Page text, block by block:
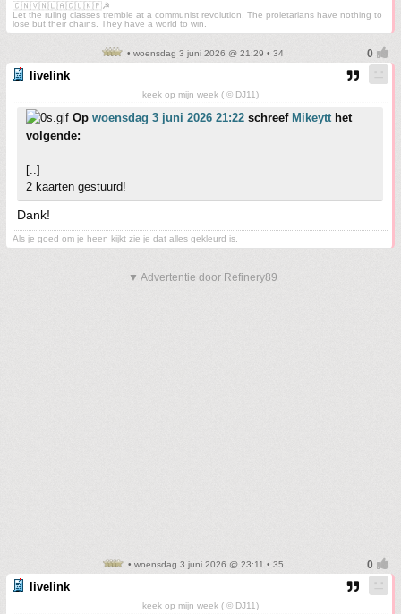
🇨🇳🇻🇳🇱🇦🇨🇺🇰🇵☭
Let the ruling classes tremble at a communist revolution. The proletarians have nothing to
lose but their chains. They have a world to win.
• woensdag 3 juni 2026 @ 21:29 • 34
livelink
keek op mijn week ( © DJ11)
Op woensdag 3 juni 2026 21:22 schreef Mikeytthet
volgende:
[..]
2 kaarten gestuurd!
Dank!
Als je goed om je heen kijkt zie je dat alles gekleurd is.
▼ Advertentie door Refinery89
• woensdag 3 juni 2026 @ 23:11 • 35
livelink
keek op mijn week ( © DJ11)